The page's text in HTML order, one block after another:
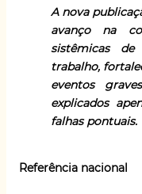
A nova
avanço na
sistêmicas
trabalho,
eventos
explicados
falhas pontuais.
Referência nacional